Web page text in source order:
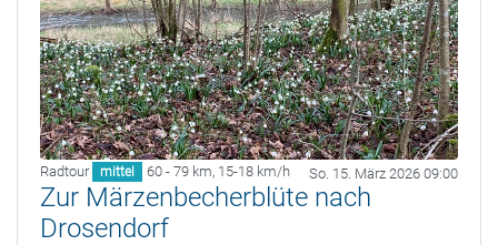
Radtour mittel 60 - 79 km, 15-18 km/h So. 15. März 2026 09:00
Zur Märzenbecherblüte nach
Drosendorf